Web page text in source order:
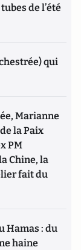
de l’été
qui
Marianne
la Paix
PM
Chine, la
fait du
Hamas : du
haine